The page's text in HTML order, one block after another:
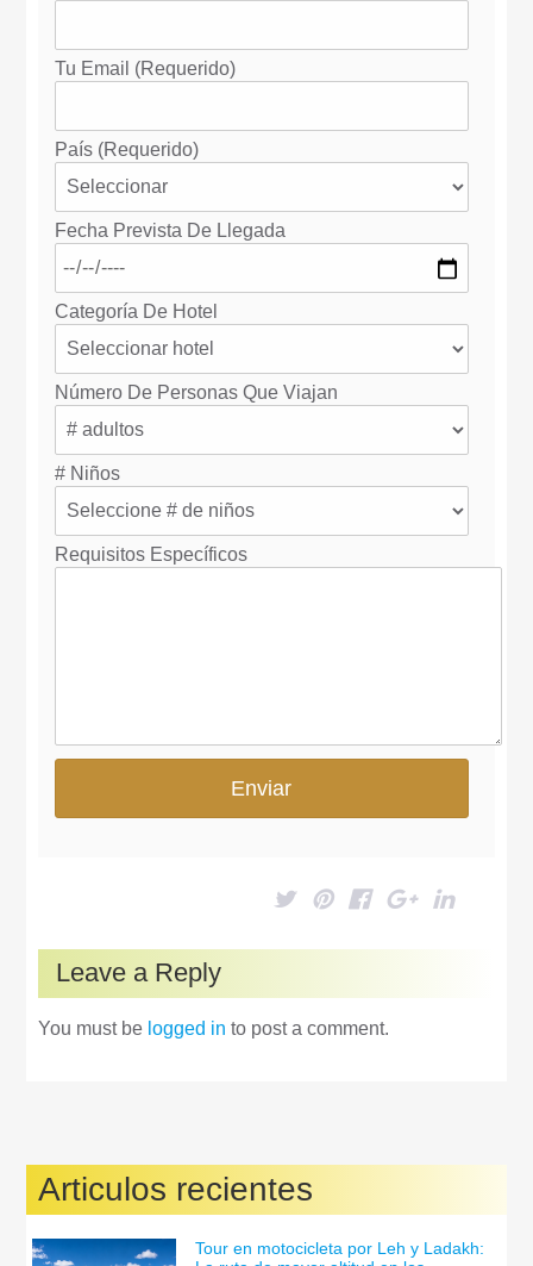
Tu Email (requerido)
País (requerido)
Fecha Prevista De Llegada
Categoría De Hotel
Número De Personas Que Viajan
# Niños
Requisitos Específicos
Leave a Reply
You must be logged in to post a comment.
Articulos recientes
Tour en motocicleta por Leh y Ladakh: